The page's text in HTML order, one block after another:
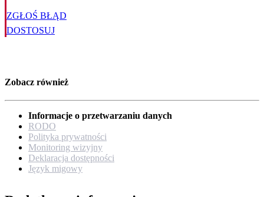
ZGŁOŚ BŁĄD
DOSTOSUJ
Zobacz również
Informacje o przetwarzaniu danych
RODO
Polityka prywatności
Monitoring wizyjny
Deklaracja dostępności
Język migowy